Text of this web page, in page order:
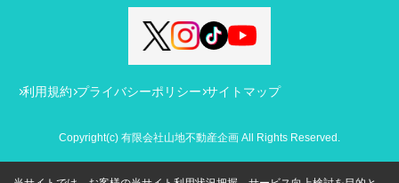
利用規約 プライバシーポリシー サイトマップ
Copyright(c) 有限会社山地不動産企画 All Rights Reserved.